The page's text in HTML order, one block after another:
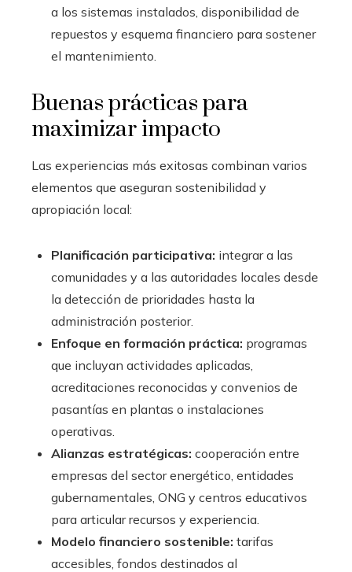
a los sistemas instalados, disponibilidad de
repuestos y esquema financiero para sostener
el mantenimiento.
Buenas prácticas para
maximizar impacto
Las experiencias más exitosas combinan varios
elementos que aseguran sostenibilidad y
apropiación local:
Planificación participativa: integrar a las
comunidades y a las autoridades locales desde
la detección de prioridades hasta la
administración posterior.
Enfoque en formación práctica: programas
que incluyan actividades aplicadas,
acreditaciones reconocidas y convenios de
pasantías en plantas o instalaciones
operativas.
Alianzas estratégicas: cooperación entre
empresas del sector energético, entidades
gubernamentales, ONG y centros educativos
para articular recursos y experiencia.
Modelo financiero sostenible: tarifas
accesibles, fondos destinados al